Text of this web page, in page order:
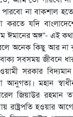
না বাকশাল
যদি
ঈমানের অঙ্গ”- এই
অনেক কিছু আর না
সবসময় জীবনে
সরকার
আনুগত্য। মহান
জিয়াউর
রাষ্ট্রপতি হওয়ার